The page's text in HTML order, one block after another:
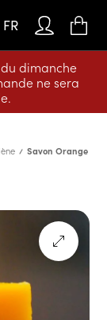
dimanche
ne sera
FR
Savon Orange